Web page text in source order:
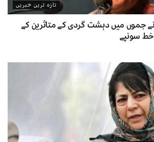
تازہ ترین خبریں
نے جموں میں دہشت گردی کے متاثرین کے
خط سونپے